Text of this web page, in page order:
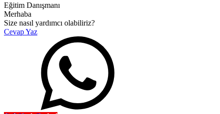
Eğitim Danışmanı
Merhaba
Size nasıl yardımcı olabiliriz?
Cevap Yaz